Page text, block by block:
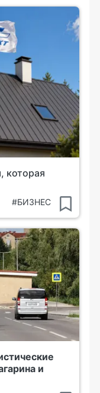
которая
#БИЗНЕС
и